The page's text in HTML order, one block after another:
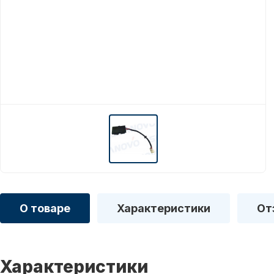
О товаре Характеристики
Характеристики